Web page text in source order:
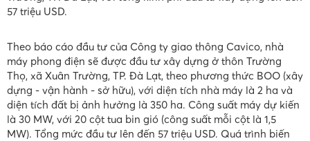
57 triệu USD.
Theo báo cáo đầu tư của Công ty giao thông Cavico, nhà
máy phong điện sẽ được đầu tư xây dựng ở thôn Trường
Thọ, xã Xuân Trường, TP. Đà Lạt, theo phương thức BOO (xây
dựng - vận hành - sở hữu), với diện tích nhà máy là 2 ha và
diện tích đất bị ảnh hưởng là 350 ha. Công suất máy dự kiến
là 30 MW, với 20 cột tua bin gió (công suất mỗi cột là 1,5
MW). Tổng mức đầu tư lên đến 57 triệu USD. Quá trình biến